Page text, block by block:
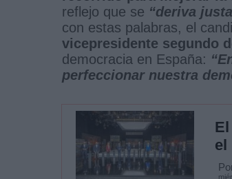
reflejo que se “deriva
con estas palabras, el
vicepresidente segundo
democracia en España:
perfeccionar nuestra
el